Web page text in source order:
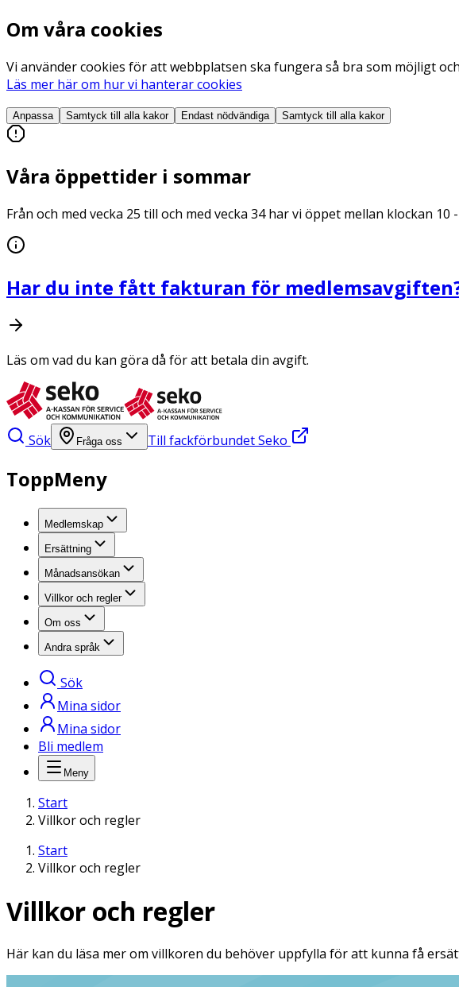
Om våra cookies
Vi använder cookies för att webbplatsen ska fungera så bra som möjligt
Läs mer här om hur vi hanterar cookies
Anpassa Samtyck till alla kakor Endast nödvändiga Samtyck till alla kakor
Våra öppettider i sommar
Från och med vecka 25 till och med vecka 34 har vi öppet mellan klockan 10
Har du inte fått fakturan för
Läs om vad du kan göra då för att betala din avgift.
Sök Fråga oss Till fackförbundet Seko
ToppMeny
Medlemskap
Ersättning
Månadsansökan
Villkor och regler
Om oss
Andra språk
Sök
Mina sidor
Mina sidor
Bli medlem
Meny
Start
Villkor och regler
Start
Villkor och regler
Villkor och regler
Här kan du läsa mer om villkoren du behöver uppfylla för att kunna få